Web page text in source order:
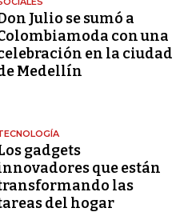
Julio se sumó a
con una
en la ciudad
Medellín
gadgets
que están
las
del hogar